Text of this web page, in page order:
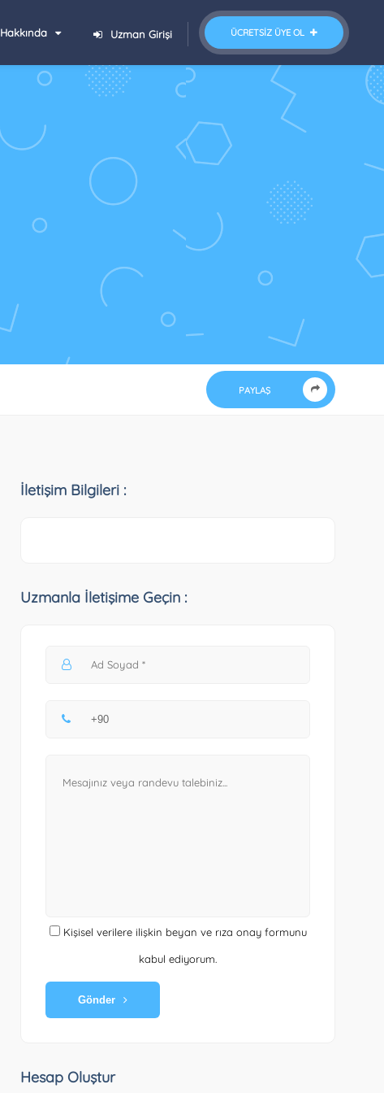
ÜCRETSIZ ÜYE OL
Uzman Girişi
Hakkında
PAYLAŞ
İletişim Bilgileri :
Uzmanla İletişime Geçin :
Kişisel verilere ilişkin beyan ve rıza onay formunu
kabul ediyorum.
Gönder
Hesap Oluştur